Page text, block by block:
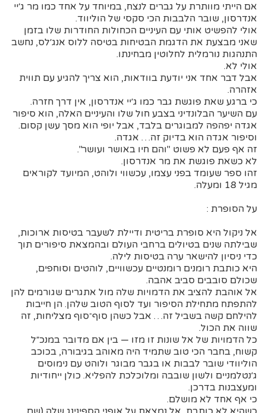
אם הייתי מוותרת על גברים לנצח, במיוחד על אחד כמו מר ג׳יי
אנדרסון, שובר הלבבות הכי סקסי של הוליווד.
אולי להפשיט אותי עם העיניים הכחולות החודרות שלו בזמן
שאני מבצעת את הדגמת הבטיחות בטיסה ללוס אנג׳לס, נחשב
התנהגות נורמלית לחלוטין מבחינתו.
אולי לא.
אבל דבר אחד אני יודעת בוודאות, הוא צריך להגיע עם תווית
אזהרה.
כי ברגע שאת פוגשת גבר כמו ג׳יי אנדרסון, אין דרך חזרה.
עם השיער הבלונדיני בצבע חול שלו והעיניים האלה, הוא סיפור
אגדה יפהפה למבוגרים בלבד, אבל יופי הוא מסך עשן קסום.
וסיפור אגדה הוא בדיוק זה… אגדה.
זה אף פעם לא פשוט "והם חיו באושר ועושר".
לא כשאת פוגשת את מר אנדרסון.
זהו ספר שעומד בפני עצמו, עכשווי ולוהט, המיועד לקוראים
מגיל 18 ומעלה.
על הסופרת :
אל ניקול היא סופרת בריטית ודיילת לשעבר בטיסות ארוכות,
שבילתה שנים בטיולים ברחבי העולם ובהמצאת סיפורים תוך
כדי ניסיון להישאר ערה בטיסות לילה.
היא כותבת רומנים רומנטיים עכשוויים, לוהטים וסוחפים,
שכולם סובבים סביב אהבה.
אל אוהבת להציב את הדמויות שלה מול אתגרים שגורמים להן
להתפתח מתחילת הסיפור ועד לסוף הטוב שלהן. הן חייבות
להילחם קשה בשביל זה… אבל כשהן סוף־סוף מצליחות, זה
שווה את הכול.
כל הדמויות של אל שונות זו מזו — בין אם מדובר במנכ״ל
קשוח, בחבר הכי טוב שתמיד היה מאוהב בגיבורה, בכוכב
הוליוודי שובר לבבות או בגבר מבוגר ולוהט עם נימוסים
ג׳נטלמניים ולשון שובבה ומלוכלכת להפליא. כולן ייחודיות
ומעצבנות בדרכן.
כי אף אחד לא מושלם.